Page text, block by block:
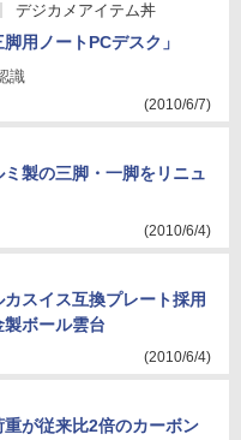
デジカメアイテム丼
用ノートPCデスク」
識
(2010/6/7)
製の三脚・一脚をリニュ
(2010/6/4)
スイス互換プレート採用
ボール雲台
(2010/6/4)
が従来比2倍のカーボン